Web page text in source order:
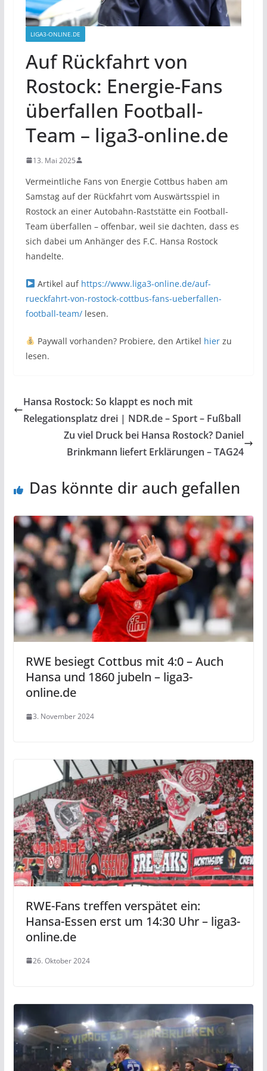
LIGA3-ONLINE.DE
Auf Rückfahrt von
Rostock: Energie-Fans
überfallen Football-
Team – liga3-online.de
13. Mai 2025
Vermeintliche Fans von Energie Cottbus haben am
Samstag auf der Rückfahrt vom Auswärtsspiel in
Rostock an einer Autobahn-Raststätte ein Football-
Team überfallen – offenbar, weil sie dachten, dass es
sich dabei um Anhänger des F.C. Hansa Rostock
handelte.
Artikel auf https://www.liga3-online.de/auf-
rueckfahrt-von-rostock-cottbus-fans-ueberfallen-
football-team/lesen.
Paywall vorhanden? Probiere, den Artikel hierzu
lesen.
Hansa Rostock: So klappt es noch mit
Relegationsplatz drei | NDR.de – Sport – Fußball
Zu viel Druck bei Hansa Rostock? Daniel
Brinkmann liefert Erklärungen – TAG24
Das könnte dir auch gefallen
RWE besiegt Cottbus mit 4:0 – Auch
Hansa und 1860 jubeln – liga3-
online.de
3. November 2024
RWE-Fans treffen verspätet ein:
Hansa-Essen erst um 14:30 Uhr – liga3-
online.de
26. Oktober 2024